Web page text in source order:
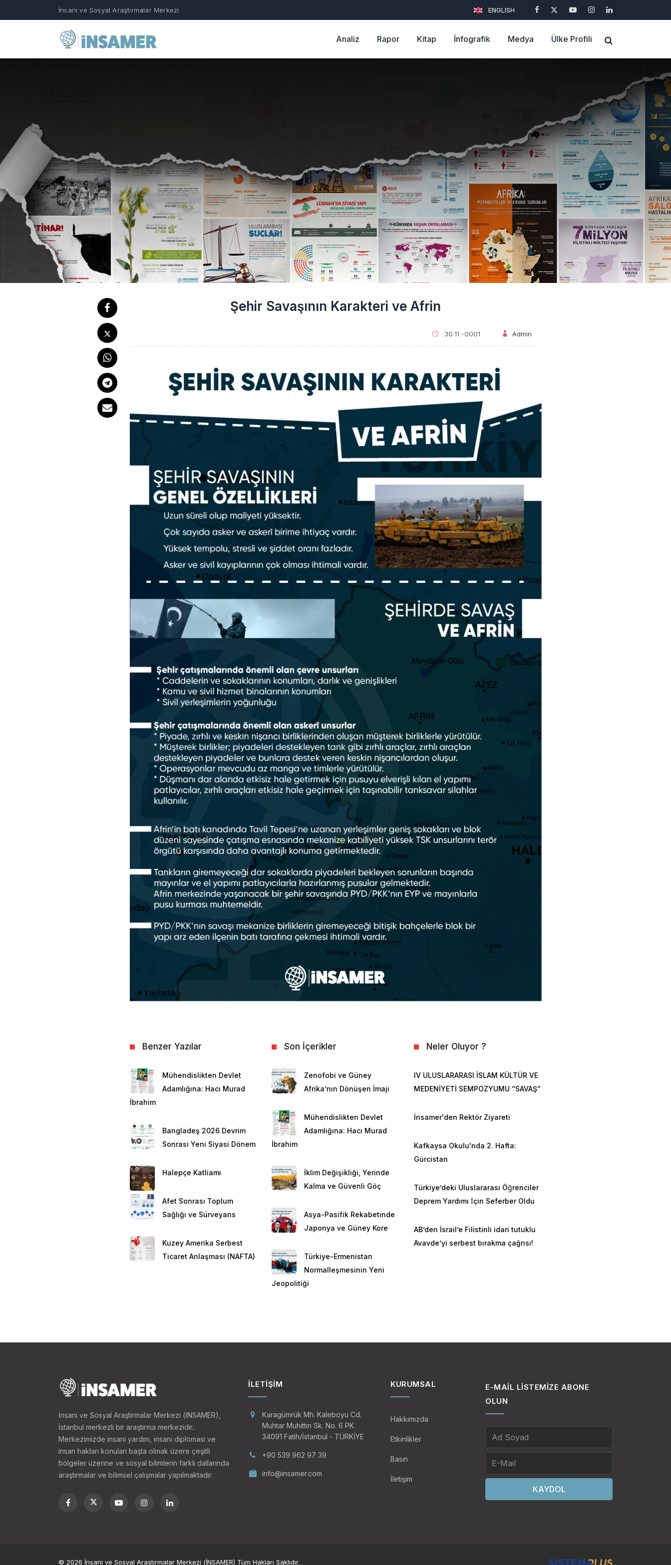
İnsani ve Sosyal Araştırmalar Merkezi ENGLISH
Analiz Rapor Kitap İnfografik Medya Ülke Profili
Şehir Savaşının Karakteri ve Afrin
30.11.-0001 Admin
Benzer Yazılar
Mühendislikten Devlet
Adamlığına: Hacı Murad
İbrahim
Bangladeş 2026 Devrim
Sonrası Yeni Siyasi Dönem
Halepçe Katliamı
Afet Sonrası Toplum
Sağlığı ve Sürveyans
Kuzey Amerika Serbest
Ticaret Anlaşması (NAFTA)
Son İçerikler
Zenofobi ve Güney
Afrika’nın Dönüşen İmajı
Mühendislikten Devlet
Adamlığına: Hacı Murad
İbrahim
İklim Değişikliği, Yerinde
Kalma ve Güvenli Göç
Asya-Pasifik Rekabetinde
Japonya ve Güney Kore
Türkiye-Ermenistan
Normalleşmesinin Yeni
Jeopolitiği
Neler Oluyor ?
IV ULUSLARARASI İSLAM KÜLTÜR VE
MEDENİYETİ SEMPOZYUMU “SAVAŞ”
İnsamer'den Rektör Ziyareti
Kafkaysa Okulu'nda 2. Hafta:
Gürcistan
Türkiye’deki Uluslararası Öğrenciler
Deprem Yardımı İçin Seferber Oldu
AB’den İsrail’e Filistinli idari tutuklu
Avavde’yi serbest bırakma çağrısı!
İnsani ve Sosyal Araştırmalar Merkezi (İNSAMER),
İstanbul merkezli bir araştırma merkezidir..
Merkezimizde insani yardım, insani diplomasi ve
insan hakları konuları başta olmak üzere çeşitli
bölgeler üzerine ve sosyal bilimlerin farklı dallarında
araştırmalar ve bilimsel çalışmalar yapılmaktadır.
İLETIŞIM
Karagümrük Mh. Kaleboyu Cd.
Muhtar Muhittin Sk. No. 6 PK.
34091 Fatih/İstanbul - TÜRKİYE
+90 539 962 97 39
info@insamer.com
KURUMSAL
Hakkımızda
Etkinlikler
Basın
İletişim
E-MAIL LISTEMIZE ABONE
OLUN
KAYDOL
© 2026 İnsani ve Sosyal Araştırmalar Merkezi (İNSAMER) Tüm Hakları Saklıdır.